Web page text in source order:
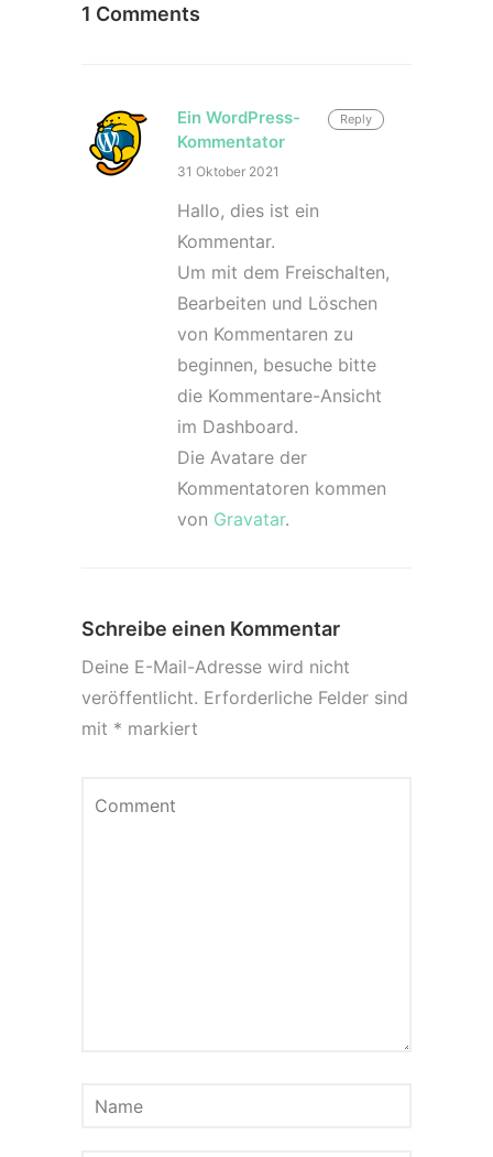
1 Comments
Reply
Ein WordPress-
Kommentator
31 Oktober 2021
Hallo, dies ist ein
Kommentar.
Um mit dem Freischalten,
Bearbeiten und Löschen
von Kommentaren zu
beginnen, besuche bitte
die Kommentare-Ansicht
im Dashboard.
Die Avatare der
Kommentatoren kommen
von Gravatar.
Schreibe einen Kommentar
Deine E-Mail-Adresse wird nicht
veröffentlicht. Erforderliche Felder sind
mit * markiert